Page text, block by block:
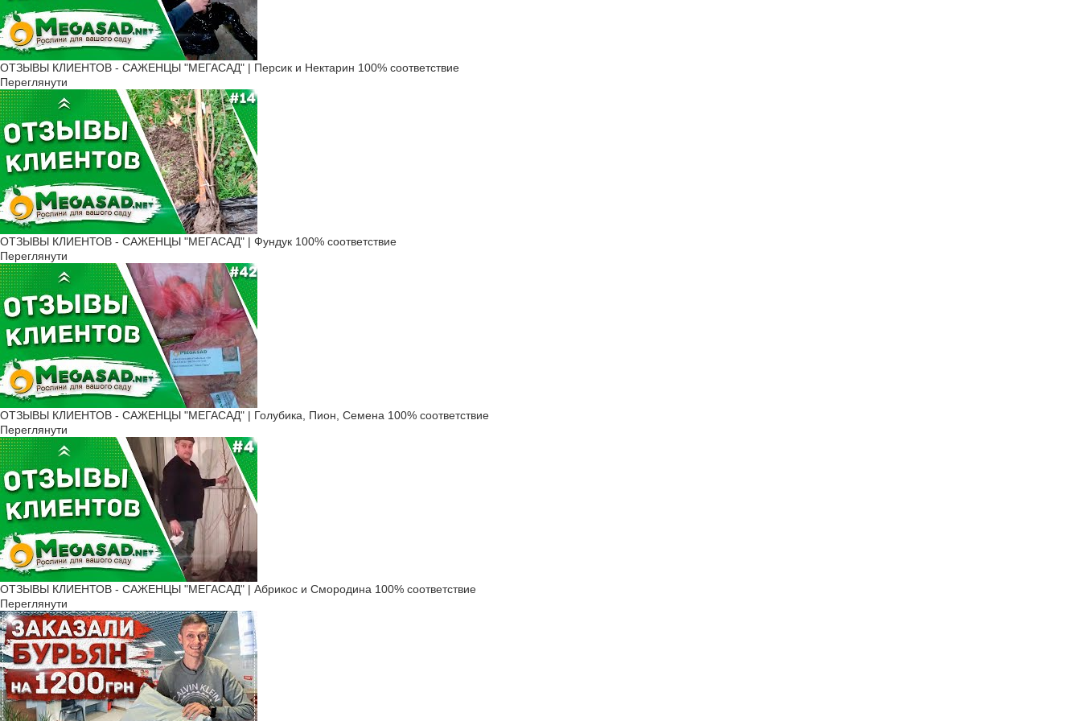
ОТЗЫВЫ КЛИЕНТОВ - САЖЕНЦЫ "МЕГАСАД" | Персик и Нектарин 100% соответствие
Переглянути
ОТЗЫВЫ КЛИЕНТОВ - САЖЕНЦЫ "МЕГАСАД" | Фундук 100% соответствие
Переглянути
ОТЗЫВЫ КЛИЕНТОВ - САЖЕНЦЫ "МЕГАСАД" | Голубика, Пион, Семена 100% соответствие
Переглянути
ОТЗЫВЫ КЛИЕНТОВ - САЖЕНЦЫ "МЕГАСАД" | Абрикос и Смородина 100% соответствие
Переглянути